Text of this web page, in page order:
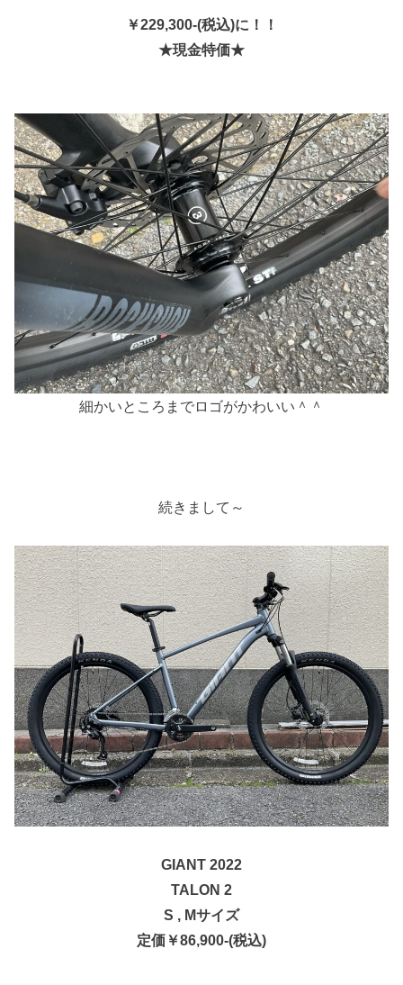
￥229,300-(税込)に！！
★現金特価★
細かいところまでロゴがかわいい＾＾
続きまして～
GIANT 2022
TALON 2
S , Mサイズ
定価￥86,900-(税込)